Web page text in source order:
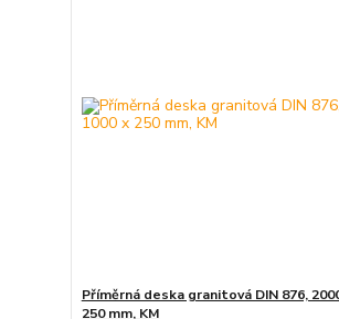
Příměrná deska granitová DIN 876,
250 mm, KM